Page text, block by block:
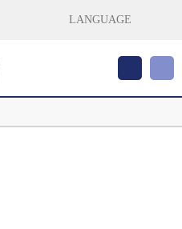
LANGUAGE